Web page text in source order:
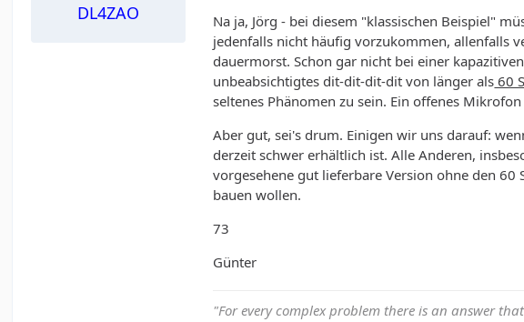
DL4ZAO
Na ja, Jörg - bei diesem "klassischen Beispiel"
jedenfalls nicht häufig vorzukommen, allenfalls
dauermorst. Schon gar nicht bei einer
unbeabsichtigtes dit-dit-dit-dit von länger als 60
seltenes Phänomen zu sein. Ein offenes
Aber gut, sei's drum. Einigen wir uns darauf:
derzeit schwer erhältlich ist. Alle Anderen,
vorgesehene gut lieferbare Version ohne den
bauen wollen.
73
Günter
"For every complex problem there is an answer